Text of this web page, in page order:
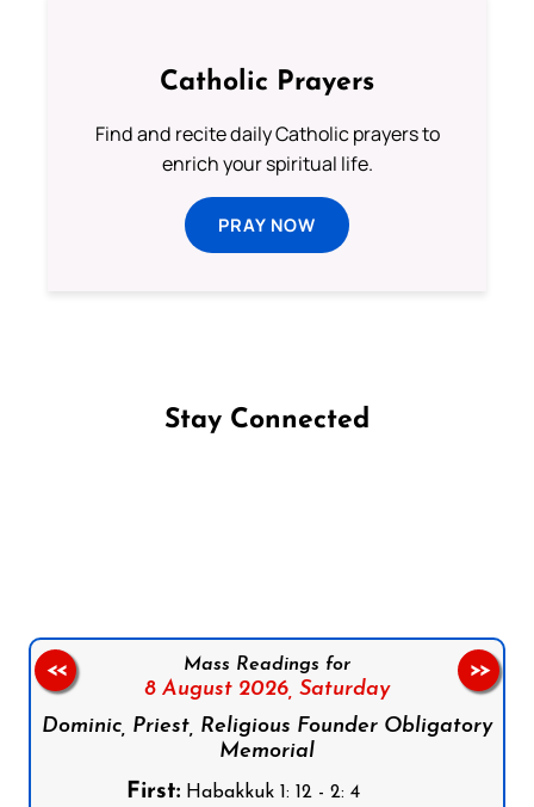
Catholic Prayers
Find and recite daily Catholic prayers to
enrich your spiritual life.
PRAY NOW
Stay Connected
Mass Readings for
8 August 2026, Saturday
Dominic, Priest, Religious Founder Obligatory
Memorial
First:Habakkuk 1: 12 - 2: 4
<< >>